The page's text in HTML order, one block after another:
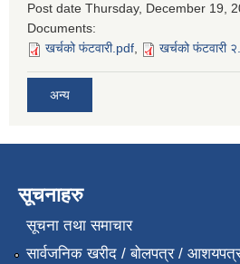
Post date Thursday, December 19,
Documents:
खर्चको फंटवारी.pdf, खर्चको फंटवारी
अन्य
सूचनाहरु
सूचना तथा समाचार
सार्वजनिक खरीद / बोलपत्र /